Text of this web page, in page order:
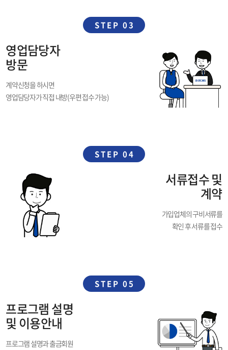
STEP 03
영업담당자
방문
계약신청을 하시면
영업담당자가 직접 내방(우편 접수 가능)
STEP 04
서류접수 및
계약
가입업체의 구비서류를
확인 후 서류를 접수
STEP 05
프로그램 설명
및 이용안내
프로그램 설명과 출금회원